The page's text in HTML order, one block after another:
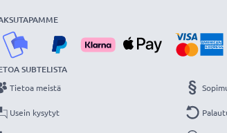
SUBTELISTA
Tietoa meistä
Usein kysytyt